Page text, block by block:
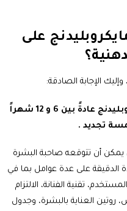
على
الإجابة الصادقة:
على البشرة الدهنية، يدوم المايكروبليدنج عادةً بين 6 و 12 شهراً
تجديد .
يمكن أن تتوقعه صاحبة البشرة
الدقيقة على عدة عوامل بما في
تقنية الفنانة، الالتزام
العناية بالبشرة، وجدول